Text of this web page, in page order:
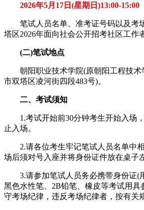
2026年5月17日(星期日)13:00-15:00
笔试人员名单、准考证号码以及考
塔区2026年面向社会公开招考社区工作
(二)笔试地点
朝阳职业技术学院(原朝阳工程技术
市双塔区凌河街四段483号)。
二、考试须知
1.考试开始前30分钟考生开始入场，
止入场。
2.请各位考生牢记笔试人员名单中相
场后须对号入座并将身份证件放在桌子
3.请参加笔试人员务必携带身份证(用
黑色水性笔、2B铅笔、橡皮等考试用具
守考场纪律，违反考场纪律者，按有关